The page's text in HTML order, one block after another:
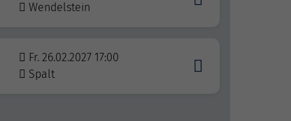
Wendelstein
Fr. 26.02.2027 17:00
Spalt